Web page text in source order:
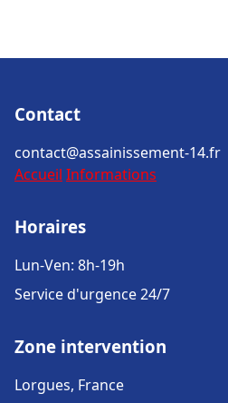
Contact
contact@assainissement-14.fr
Accueil Informations
Horaires
Lun-Ven: 8h-19h
Service d'urgence 24/7
Zone intervention
Lorgues, France